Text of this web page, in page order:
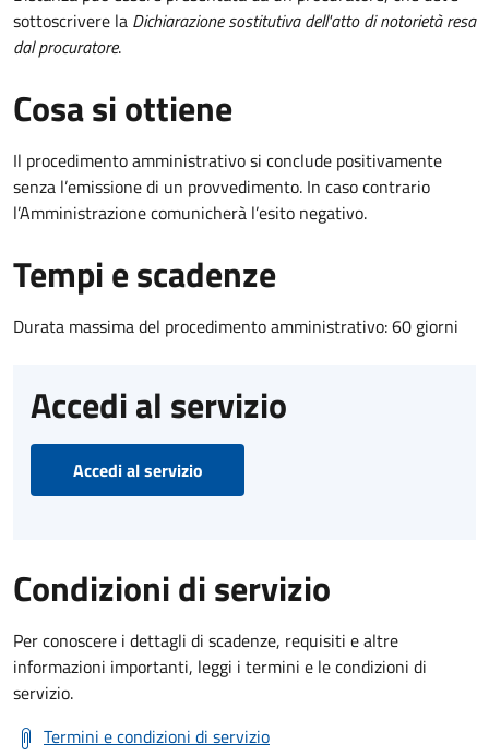
sottoscrivere la Dichiarazione sostitutiva dell'atto di notorietà resa
dal procuratore.
Cosa si ottiene
Il procedimento amministrativo si conclude positivamente
senza l’emissione di un provvedimento. In caso contrario
l’Amministrazione comunicherà l’esito negativo.
Tempi e scadenze
Durata massima del procedimento amministrativo: 60 giorni
Accedi al servizio
Accedi al servizio
Condizioni di servizio
Per conoscere i dettagli di scadenze, requisiti e altre
informazioni importanti, leggi i termini e le condizioni di
servizio.
Termini e condizioni di servizio